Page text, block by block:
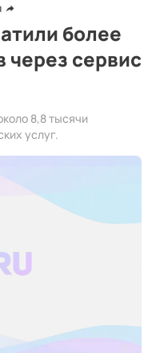
более
через сервис
8,8 тысячи
услуг.